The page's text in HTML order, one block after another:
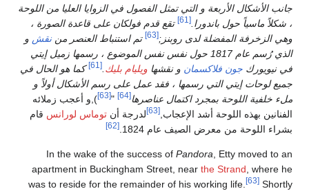
جانب الأشكال الأربعة و التي تمثل الفصول في الزوايا العليا من اللوحة
، شكلاً ماسياً حول باندورا.[61]
تقع قدم فولكان على قاعدة الصورة ،
وهي الزخرفة المفضلة لدى روبنز;[63] تم استنباط العنصر مننقش و
الذي رُسم عام 1817 حول نفس نفس الموضوع ، رسمها زميل إيتي
في نيويورك جون فلاكسمان و نقشها ويليام بليك.
[61]
كما هو الحال في
جميع لوحات إيتي التي رسمها ، فقد عمل على رسم الأشكال أولاً و
ملء خلفية اللوحة بمجرد اكتمال عناصرها[64]
"
[63]
),و أعجب زملائه
الفنانين بهذه اللوحة أشد الإعجاب,[63] لدرجة أن توماس لورانس قام
بشراء اللوحة من معرض الصيف عام 1824.
[62]
In the wake of the success of Pandora, Etty moved to an
apartment in Buckingham Street, near the Strand, where he
was to reside for the remainder of his working life.
[63] Shortly